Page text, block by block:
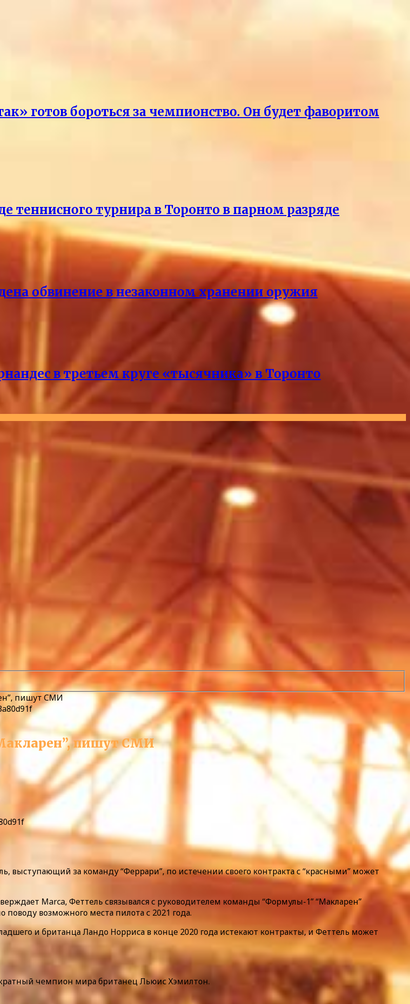
готов бороться за чемпионство. Он будет фаворитом
теннисного турнира в Торонто в парном разряде
обвинение в незаконном хранении оружия
в третьем круге «тысячника» в Торонто
пишут СМИ
пишут СМИ
за команду “Феррари”, по истечении своего контракта с “красными” может
Marca, Феттель связывался с руководителем команды “Формулы-1” “Макларен”
возможного места пилота с 2021 года.
и британца Ландо Норриса в конце 2020 года истекают контракты, и Феттель может
чемпион мира британец Льюис Хэмилтон.